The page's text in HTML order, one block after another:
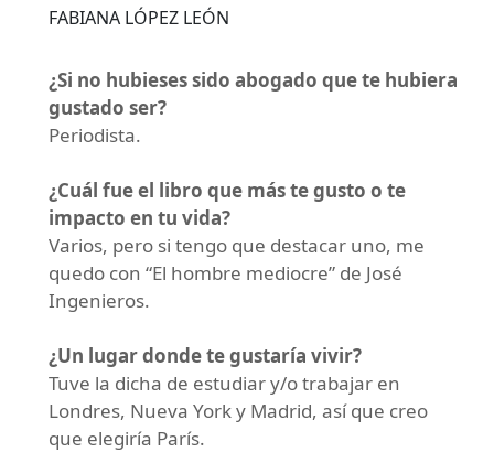
FABIANA LÓPEZ LEÓN
¿Si no hubieses sido abogado que te hubiera
gustado ser?
Periodista.
¿Cuál fue el libro que más te gusto o te
impacto en tu vida?
Varios, pero si tengo que destacar uno, me
quedo con “El hombre mediocre” de José
Ingenieros.
¿Un lugar donde te gustaría vivir?
Tuve la dicha de estudiar y/o trabajar en
Londres, Nueva York y Madrid, así que creo
que elegiría París.